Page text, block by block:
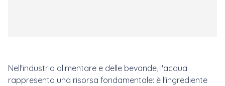
Nell'industria alimentare e delle bevande, l'acqua
rappresenta una risorsa fondamentale: è l'ingrediente